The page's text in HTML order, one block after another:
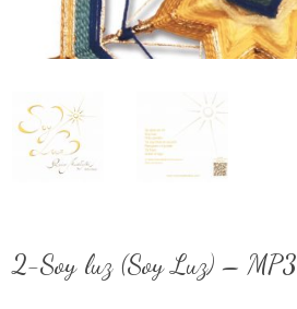
2-Soy luz (Soy Luz) – MP3